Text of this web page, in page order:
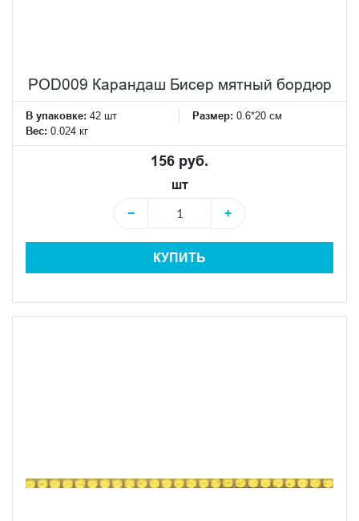
POD009 Карандаш Бисер мятный бордюр
В упаковке: 42 шт Размер: 0.6*20 см
Вес: 0.024 кг
156 руб.
шт
−
+
КУПИТЬ